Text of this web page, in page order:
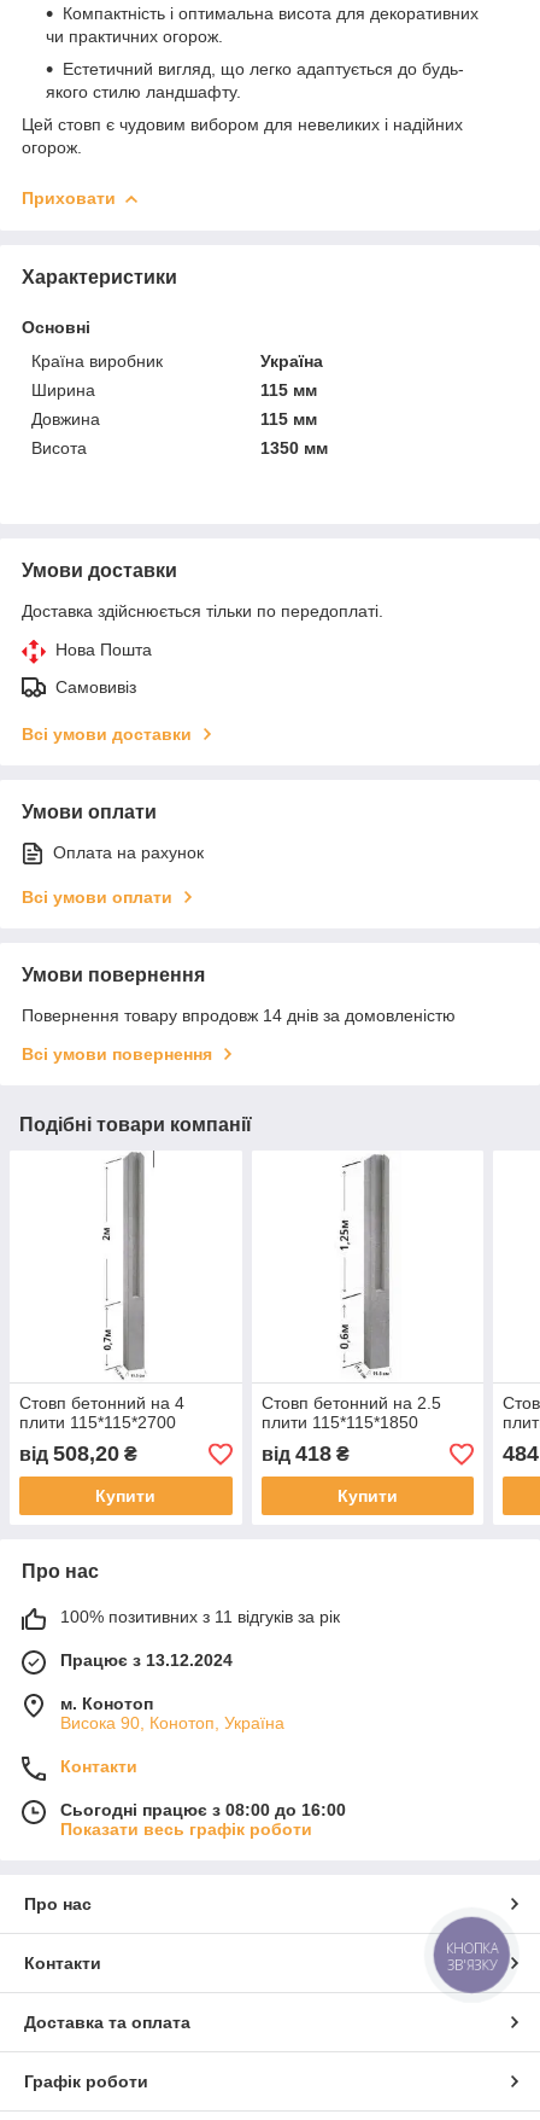
Компактність і оптимальна висота для декоративних
чи практичних огорож.
Естетичний вигляд, що легко адаптується до будь-
якого стилю ландшафту.
Цей стовп є чудовим вибором для невеликих і надійних
огорож.
Приховати
Характеристики
Основні
Країна виробник
Україна
Ширина
115 мм
Довжина
115 мм
Висота
1350 мм
Умови доставки
Доставка здійснюється тільки по передоплаті.
Нова Пошта
Самовивіз
Всі умови доставки
Умови оплати
Оплата на рахунок
Всі умови оплати
Умови повернення
Повернення товару впродовж 14 днів за домовленістю
Всі умови повернення
Подібні товари компанії
Стовп бетонний на 4
плити 115*115*2700
від 508,20 ₴
Купити
Стовп бетонний на 2.5
плити 115*115*1850
від 418₴
Купити
484
Про нас
100% позитивних з 11 відгуків за рік
Працює з 13.12.2024
м. Конотоп
Висока 90, Конотоп, Україна
Контакти
Сьогодні працює з 08:00 до 16:00
Показати весь графік роботи
Про нас
Контакти
Доставка та оплата
Графік роботи
КНОПКА
ЗВ'ЯЗКУ